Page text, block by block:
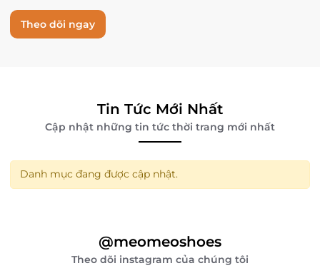
Theo dõi ngay
Tin Tức Mới Nhất
Cập nhật những tin tức thời trang mới nhất
Danh mục đang được cập nhật.
@meomeoshoes
Theo dõi instagram của chúng tôi